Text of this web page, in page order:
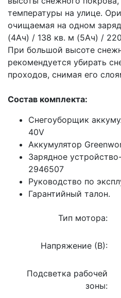
температуры на улице.
очищаемая на одном
(4Ач) / 138 кв. м (5Ач) /
При большой высоте
рекомендуется убирать
проходов, снимая его
Состав комплекта:
Снегоуборщик
40V
Аккумулятор
Зарядное
2946507
Руководство по
Гарантийный талон.
Тип мотора:
Напряжение (В):
Подсветка рабочей
зоны: